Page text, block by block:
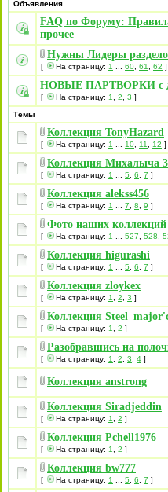
Объявления
FAQ по Форуму:
прочее
Нужны Лидеры
[ На страницу: 1 60 61 62 ]
НОВЫЕ ПАРТВОРКИ с
[ На страницу: 1 2 3 ]
Темы
Коллекция TonyHazard
[ На страницу: 1 10 11 12 ]
Коллекция Михалыча
[ На страницу: 1 5 6 7 ]
Коллекция alekss456
[ На страницу: 1 7 8 9 ]
Фото наших коллекций
[ На страницу: 1 527 528
Коллекция higurashi
[ На страницу: 1 5 6 7 ]
Коллекция zloykex
[ На страницу: 1 2 3 ]
Коллекция
[ На страницу: 1 2 ]
Разобравшись на
[ На страницу: 1 2 3 4 ]
Коллекция anstrong
Коллекция Siradjeddin
[ На страницу: 1 2 ]
Коллекция Pchell1976
[ На страницу: 1 2 ]
Коллекция bw777
[ На страницу: 1 5 6 7 ]